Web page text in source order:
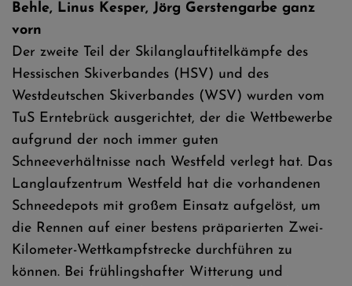
Behle, Linus Kesper, Jörg Gerstengarbe ganz
vorn
Der zweite Teil der Skilanglauftitelkämpfe des
Hessischen Skiverbandes (HSV) und des
Westdeutschen Skiverbandes (WSV) wurden vom
TuS Erntebrück ausgerichtet, der die Wettbewerbe
aufgrund der noch immer guten
Schneeverhältnisse nach Westfeld verlegt hat. Das
Langlaufzentrum Westfeld hat die vorhandenen
Schneedepots mit großem Einsatz aufgelöst, um
die Rennen auf einer bestens präparierten Zwei-
Kilometer-Wettkampfstrecke durchführen zu
können. Bei frühlingshafter Witterung und